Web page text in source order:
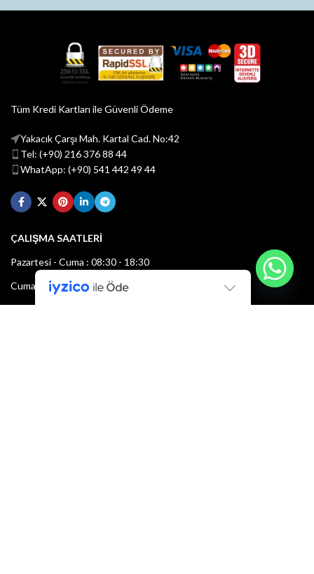
Tüm Kredi Kartları ile Güvenli Ödeme
Yakacık Çarşı Mah. Kartal Cad. No:42
Tel: (+90) 216 376 88 44
WhatApp: (+90) 541 442 49 44
ÇALIŞMA SAATLERİ
Pazartesi - Cuma : 08:30 - 18:30
Cumartesi : 08:30 - 13:00